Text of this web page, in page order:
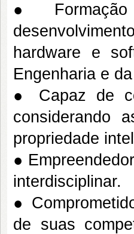
● Formação
hardware e
Engenharia e
● Capaz de
considerando
propriedade
●
interdisciplinar.
●
de suas